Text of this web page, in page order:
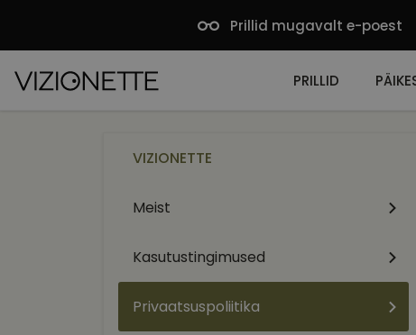
Prillid mugavalt e-poest
PRILLID
VIZIONETTE
Meist
Kasutustingimused
Privaatsuspoliitika